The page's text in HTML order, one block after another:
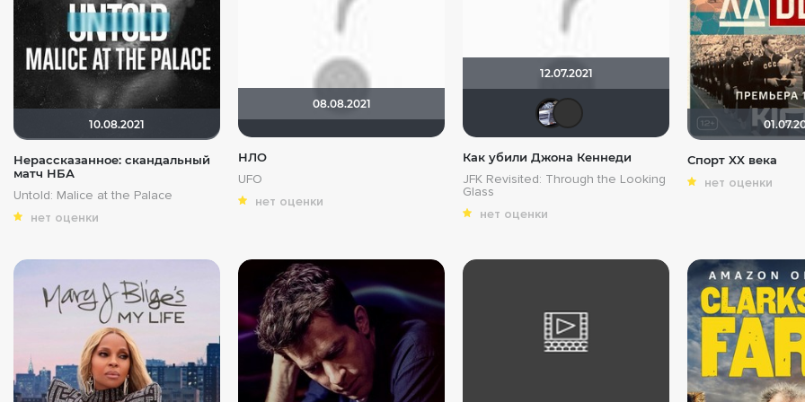
10.08.2021
Нерассказанное: скандальный
матч НБА
Untold: Malice at the Palace
нет оценки
08.08.2021
НЛО
UFO
нет оценки
12.07.2021
Бомжара с дробовиком
Как убили Джона Кеннеди
JFK Revisited: Through the Looking
Glass
нет оценки
Спорт XX века
нет оценки